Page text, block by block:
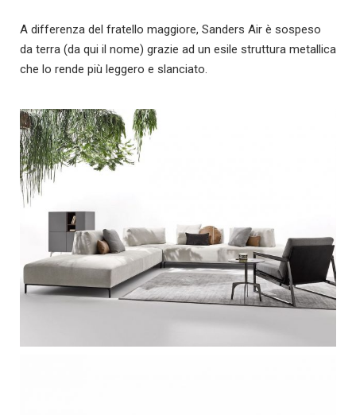
A differenza del fratello maggiore, Sanders Air è sospeso
da terra (da qui il nome) grazie ad un esile struttura metallica
che lo rende più leggero e slanciato.